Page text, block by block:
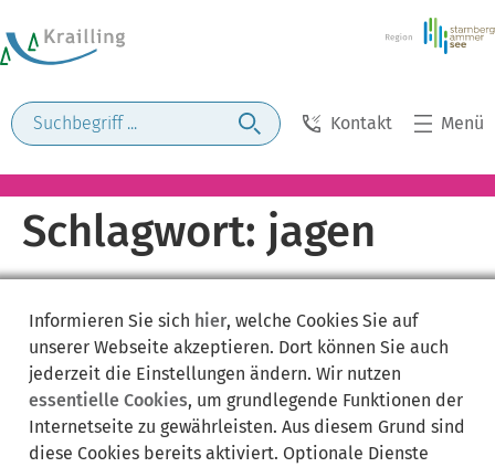
Kontakt Menü
Schlagwort: jagen
Informieren Sie sich hier, welche Cookies Sie auf
unserer Webseite akzeptieren. Dort können Sie auch
jederzeit die Einstellungen ändern. Wir nutzen
essentielle Cookies, um grundlegende Funktionen der
Internetseite zu gewährleisten. Aus diesem Grund sind
diese Cookies bereits aktiviert. Optionale Dienste